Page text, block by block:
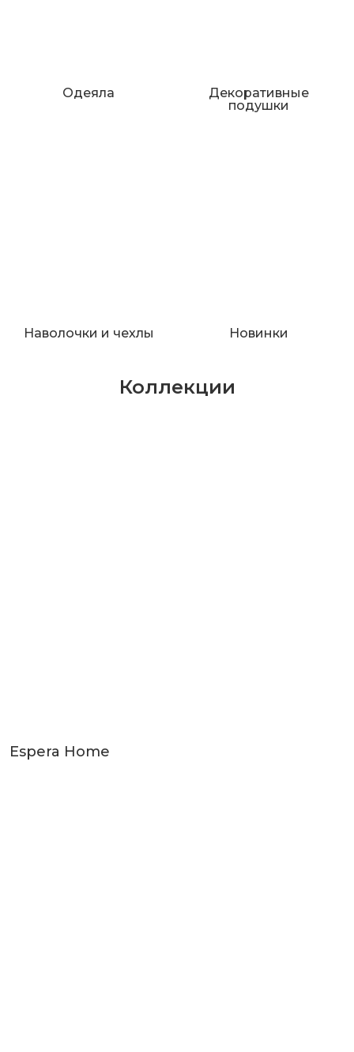
Одеяла
Декоративные
подушки
Наволочки и чехлы Новинки
Коллекции
Espera Home